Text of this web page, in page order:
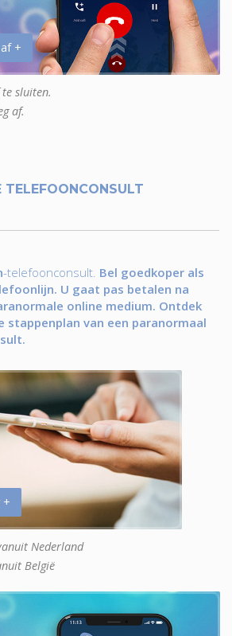
+
sluiten.
af.
TELEFOONCONSULT
-telefoonconsult. Bel goedkoper als
U gaat pas betalen na
online medium. Ontdek
stappenplan van een paranormaal
+
Nederland
België